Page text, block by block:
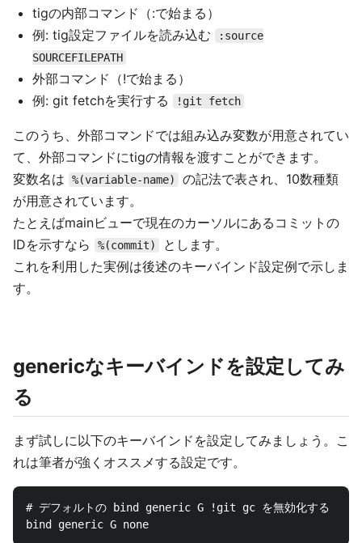
tigの内部コマンド（:で始まる）
例: tig設定ファイルを読み込む
:source
SOURCEFILEPATH
外部コマンド（!で始まる）
例: git fetchを実行する
!git fetch
このうち、外部コマンドでは組み込み変数が用意されてい
て、外部コマンドにtigの情報を渡すことができます。
変数名は
%(variable-name)
の記法で表され、10数種類
が用意されています。
たとえばmainビューで現在のカーソルにあるコミットの
IDを示すなら
%(commit)
とします。
これを利用した実例は後述のキーバインド設定例で示しま
す。
genericなキーバインドを設定してみ
る
まず試しに以下のキーバインドを設定してみましょう。こ
れは筆者が強くオススメする設定です。
# デフォルトの bind generic G !git gc を無効化する